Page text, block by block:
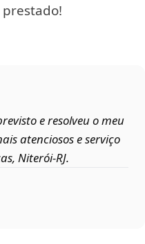
e resolveu o meu
atenciosos e serviço
Niterói‑RJ.